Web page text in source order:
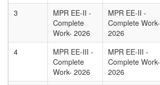
3
MPR EE-II -
Complete
Work- 2026
MPR EE-II -
Complete Work-
2026
4
MPR EE-III -
Complete
Work- 2026
MPR EE-III -
Complete Work-
2026